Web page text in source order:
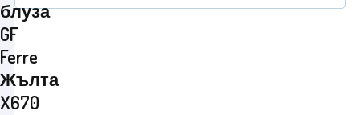
блуза
GF
Ferre
Жълта
X670